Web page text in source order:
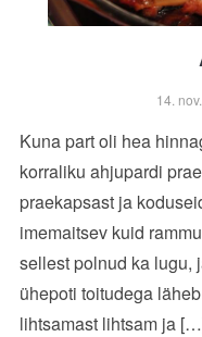
14.
Kuna part oli hea
korraliku ahjupardi
praekapsast ja
imemaitsev kuid
sellest polnud ka lugu,
ühepoti toitudega
lihtsamast lihtsam ja